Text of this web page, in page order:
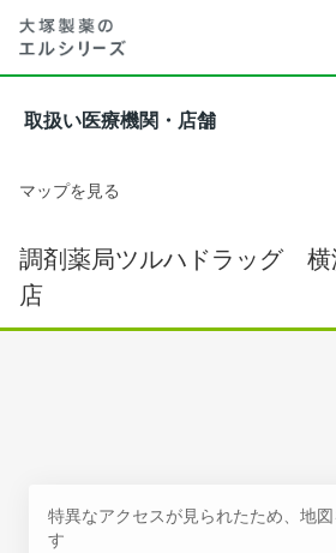
取扱い医療機関・店舗
マップを見る
調剤薬局ツルハドラッグ 横
店
特異なアクセスが見られたため、地
す